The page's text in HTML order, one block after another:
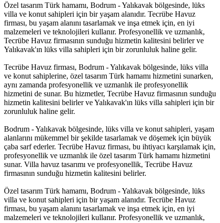
Özel tasarım Türk hamamı, Bodrum - Yalıkavak bölgesinde, lüks
villa ve konut sahipleri için bir yaşam alanıdır. Tecrübe Havuz
firması, bu yaşam alanını tasarlamak ve inşa etmek için, en iyi
malzemeleri ve teknolojileri kullanır. Profesyonellik ve uzmanlık,
Tecrübe Havuz firmasının sunduğu hizmetin kalitesini belirler ve
Yalıkavak'ın lüks villa sahipleri için bir zorunluluk haline gelir.
Tecrübe Havuz firması, Bodrum - Yalıkavak bölgesinde, lüks villa
ve konut sahiplerine, özel tasarım Türk hamamı hizmetini sunarken,
aynı zamanda profesyonellik ve uzmanlık ile profesyonellik
hizmetini de sunar. Bu hizmetler, Tecrübe Havuz firmasının sunduğu
hizmetin kalitesini belirler ve Yalıkavak'ın lüks villa sahipleri için bir
zorunluluk haline gelir.
Bodrum - Yalıkavak bölgesinde, lüks villa ve konut sahipleri, yaşam
alanlarını mükemmel bir şekilde tasarlamak ve döşemek için büyük
çaba sarf ederler. Tecrübe Havuz firması, bu ihtiyacı karşılamak için,
profesyonellik ve uzmanlık ile özel tasarım Türk hamamı hizmetini
sunar. Villa havuz tasarımı ve profesyonellik, Tecrübe Havuz
firmasının sunduğu hizmetin kalitesini belirler.
Özel tasarım Türk hamamı, Bodrum - Yalıkavak bölgesinde, lüks
villa ve konut sahipleri için bir yaşam alanıdır. Tecrübe Havuz
firması, bu yaşam alanını tasarlamak ve inşa etmek için, en iyi
malzemeleri ve teknolojileri kullanır. Profesyonellik ve uzmanlık,